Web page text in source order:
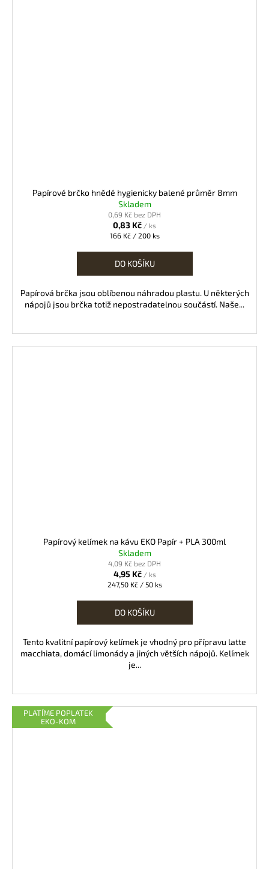
Papírové brčko hnědé hygienicky balené průměr 8mm
Skladem
0,69 Kč bez DPH
0,83 Kč / ks
Měrná
166 Kč / 200 ks
DO KOŠÍKU
Papírová brčka jsou oblíbenou náhradou plastu. U některých
nápojů jsou brčka totiž nepostradatelnou součástí. Naše...
Papírový kelímek na kávu EKO Papír + PLA 300ml
Skladem
4,09 Kč bez DPH
4,95 Kč / ks
Měrná
247,50 Kč / 50 ks
DO KOŠÍKU
Tento kvalitní papírový kelímek je vhodný pro přípravu latte
macchiata, domácí limonády a jiných větších nápojů. Kelímek
je...
PLATÍME POPLATEK
EKO-KOM